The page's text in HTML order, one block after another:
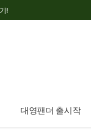
!
대영팬더 출시작